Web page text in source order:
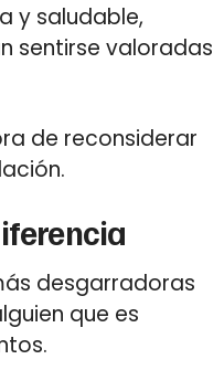
y saludable,
sentirse valoradas
de reconsiderar
desgarradoras
que es